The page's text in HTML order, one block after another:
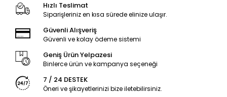
Hızlı Teslimat
Siparişleriniz en kısa sürede elinize ulaşır.
Güvenli Alışveriş
Güvenli ve kolay ödeme sistemi
Geniş Ürün Yelpazesi
Binlerce ürün ve kampanya seçeneği
7 / 24 DESTEK
Öneri ve şikayetlerinizi bize iletebilirsiniz.